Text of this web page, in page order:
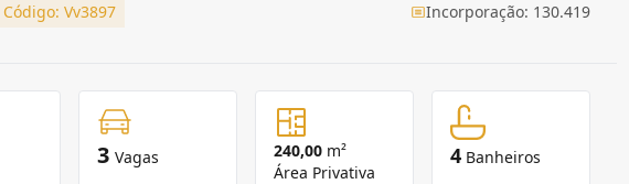
Código: Vv3897 Incorporação: 130.419
3 Vagas 240,00 m²
Área Privativa
4 Banheiros